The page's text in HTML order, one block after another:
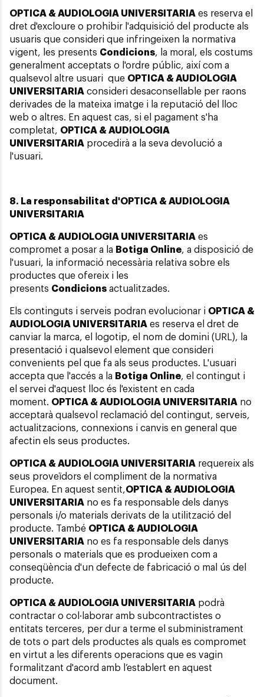
OPTICA & AUDIOLOGIA UNIVERSITARIA es reserva el
dret d'excloure o prohibir l'adquisició del producte als
usuaris que consideri que infringeixen la normativa
vigent, les presents Condicions, la moral, els costums
generalment acceptats o l'ordre públic, així com a
qualsevol altre usuari que OPTICA & AUDIOLOGIA
UNIVERSITARIA consideri desaconsellable per raons
derivades de la mateixa imatge i la reputació del lloc
web o altres. En aquest cas, si el pagament s'ha
completat, OPTICA & AUDIOLOGIA
UNIVERSITARIA procedirà a la seva devolució a
l'usuari.
8. La responsabilitat d'OPTICA & AUDIOLOGIA
UNIVERSITARIA
OPTICA & AUDIOLOGIA UNIVERSITARIA es
compromet a posar a la Botiga Online, a disposició de
l'usuari, la informació necessària relativa sobre els
productes que ofereix i les
presents Condicions actualitzades.
Els continguts i serveis podran evolucionar i OPTICA &
AUDIOLOGIA UNIVERSITARIA es reserva el dret de
canviar la marca, el logotip, el nom de domini (URL), la
presentació i qualsevol element que consideri
convenients pel que fa als seus productes. L'usuari
accepta que l'accés a la Botiga Online, el contingut i
el servei d'aquest lloc és l'existent en cada
moment. OPTICA & AUDIOLOGIA UNIVERSITARIA no
acceptarà qualsevol reclamació del contingut, serveis,
actualitzacions, connexions i canvis en general que
afectin els seus productes.
OPTICA & AUDIOLOGIA UNIVERSITARIA requereix als
seus proveïdors el compliment de la normativa
Europea. En aquest sentit,OPTICA & AUDIOLOGIA
UNIVERSITARIA no es fa responsable dels danys
personals i/o materials derivats de la utilització del
producte. També OPTICA & AUDIOLOGIA
UNIVERSITARIA no es fa responsable dels danys
personals o materials que es produeixen com a
conseqüència d'un defecte de fabricació o mal ús del
producte.
OPTICA & AUDIOLOGIA UNIVERSITARIA podrà
contractar o col·laborar amb subcontractistes o
entitats terceres, per dur a terme el subministrament
de tots o part dels productes als quals es compromet
en virtut a les diferents operacions que es vagin
formalitzant d'acord amb l’establert en aquest
document.